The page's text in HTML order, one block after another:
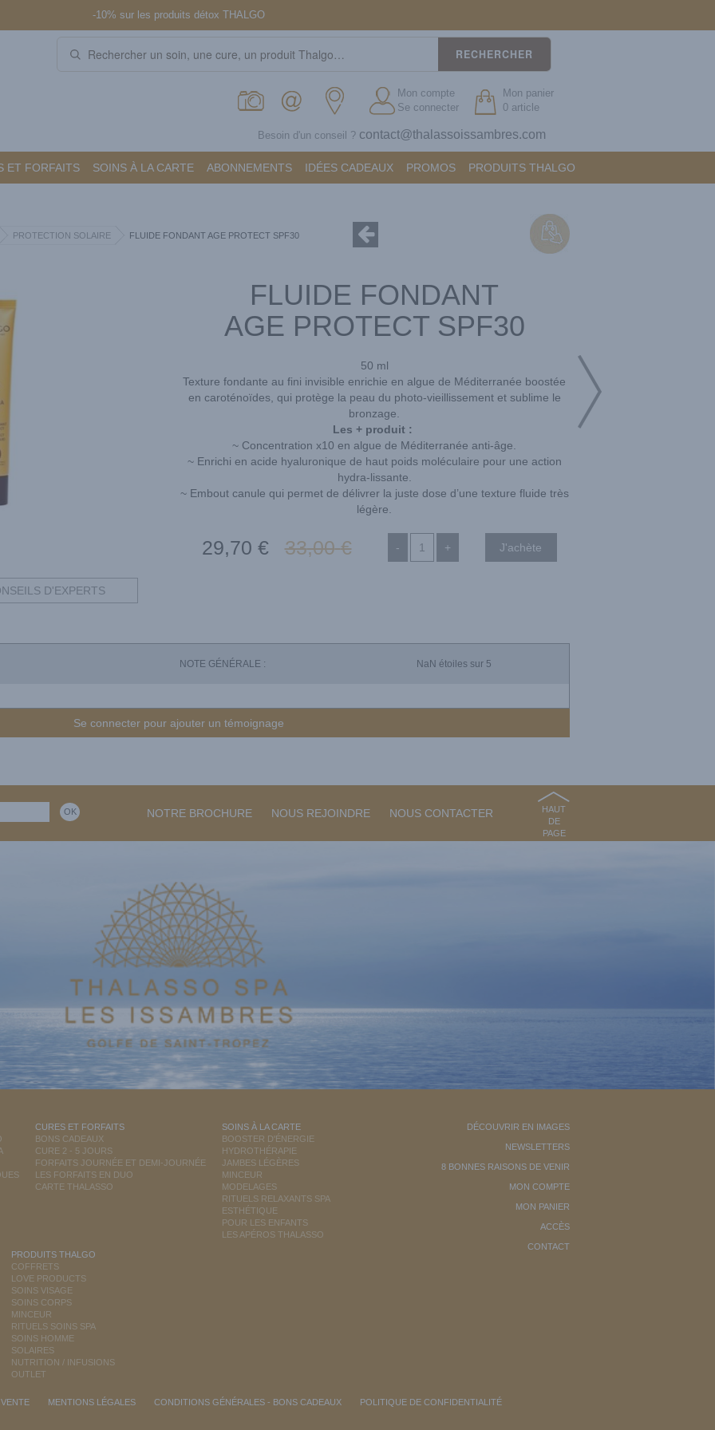
ET FORFAITS SOINS À LA CARTE ABONNEMENTS IDÉES CADEAUX PROMOS PRODUITS THALGO
-10% sur les produits détox THALGO
Besoin d'un conseil ? contact@thalassoissambres.com
RECHERCHER
Mon compte
Se connecter
Mon panier
0 article
PROTECTION SOLAIRE FLUIDE FONDANT AGE PROTECT SPF30
FLUIDE FONDANT
AGE PROTECT SPF30
50 ml
Texture fondante au fini invisible enrichie en algue de Méditerranée boostée
en caroténoïdes, qui protège la peau du photo-vieillissement et sublime le
bronzage.
Les + produit :
~ Concentration x10 en algue de Méditerranée anti-âge.
~ Enrichi en acide hyaluronique de haut poids moléculaire pour une action
hydra-lissante.
~ Embout canule qui permet de délivrer la juste dose d’une texture fluide très
légère.
29,70 € 33,00 € - +
D'EXPERTS
NOTE GÉNÉRALE : NaN étoiles sur 5
Se connecter pour ajouter un témoignage
NOTRE BROCHURE NOUS REJOINDRE NOUS CONTACTER
HAUT
DE
PAGE
CURES ET FORFAITS
BONS CADEAUX
CURE 2 - 5 JOURS
FORFAITS JOURNÉE ET DEMI-JOURNÉE
LES FORFAITS EN DUO
CARTE THALASSO
SOINS À LA CARTE
BOOSTER D'ÉNERGIE
HYDROTHÉRAPIE
JAMBES LÉGÈRES
MINCEUR
MODELAGES
RITUELS RELAXANTS SPA
ESTHÉTIQUE
POUR LES ENFANTS
LES APÉROS THALASSO
PRODUITS THALGO
COFFRETS
LOVE PRODUCTS
SOINS VISAGE
SOINS CORPS
MINCEUR
RITUELS SOINS SPA
SOINS HOMME
SOLAIRES
NUTRITION / INFUSIONS
OUTLET
DÉCOUVRIR EN IMAGES
NEWSLETTERS
8 BONNES RAISONS DE VENIR
MON COMPTE
MON PANIER
ACCÈS
CONTACT
MENTIONS LÉGALES CONDITIONS GÉNÉRALES - BONS CADEAUX POLITIQUE DE CONFIDENTIALITÉ